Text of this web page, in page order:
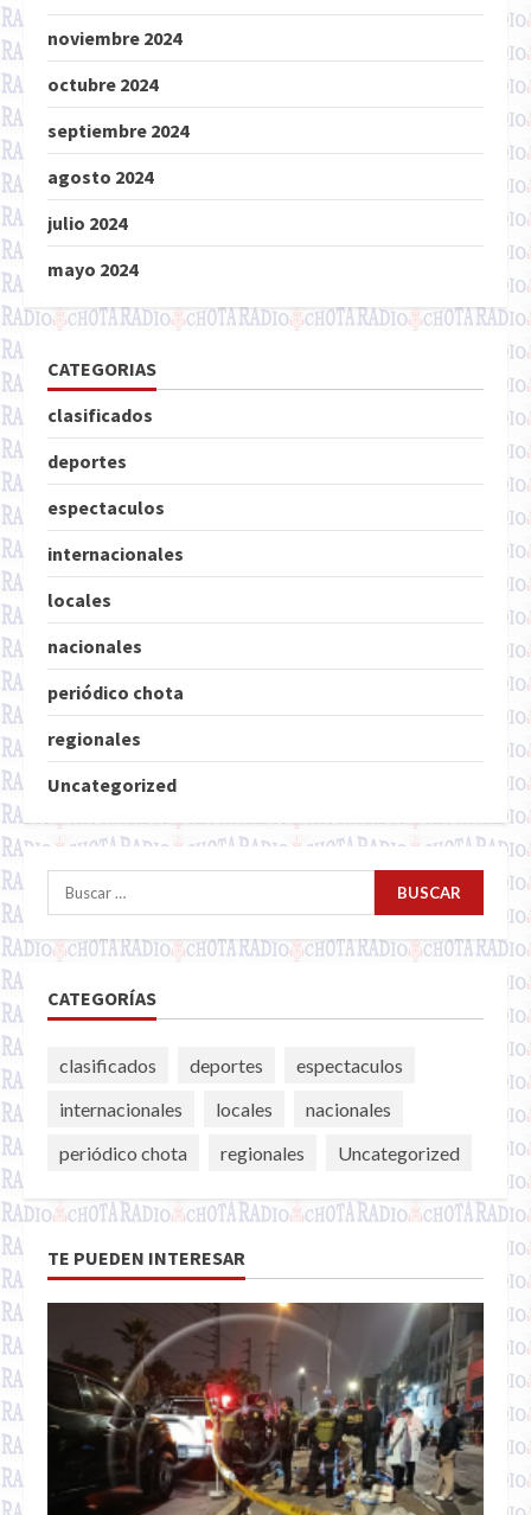
noviembre 2024
octubre 2024
septiembre 2024
agosto 2024
julio 2024
mayo 2024
CATEGORIAS
clasificados
deportes
espectaculos
internacionales
locales
nacionales
periódico chota
regionales
Uncategorized
Buscar:
CATEGORÍAS
clasificados deportes
espectaculos
internacionales
locales
nacionales
periódico chota
regionales Uncategorized
TE PUEDEN INTERESAR